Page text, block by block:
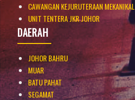
CAWANGAN KEJURUTERAAN MEKANIKAL
UNIT TENTERA JKR JOHOR
DAERAH
JOHOR BAHRU
MUAR
BATU PAHAT
SEGAMAT